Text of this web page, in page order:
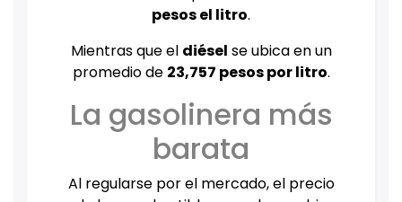
pesos el litro.
Mientras que el diésel se ubica en un
promedio de 23,757 pesos por litro.
La gasolinera más
barata
Al regularse por el mercado, el precio